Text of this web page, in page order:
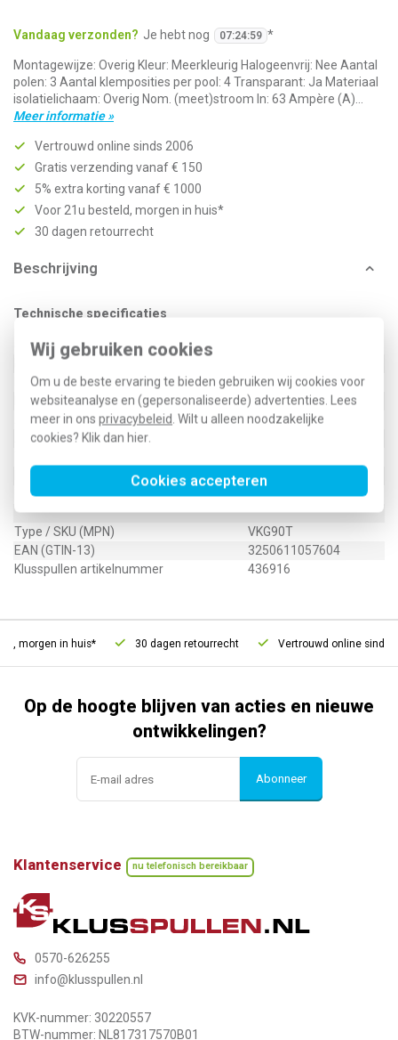
Wij gebruiken cookies
Om u de beste ervaring te bieden gebruiken wij cookies voor
websiteanalyse en (gepersonaliseerde) advertenties. Lees
meer in ons privacybeleid . Wilt u alleen noodzakelijke
cookies? Klik dan hier
Cookies accepteren
Vandaag verzonden? Je hebt nog 07:24:59 *
Montagewijze: Overig Kleur: Meerkleurig Halogeenvrij: Nee Aantal
polen: 3 Aantal klemposities per pool: 4 Transparant: Ja Materiaal
isolatielichaam: Overig Nom. (meet)stroom In: 63 Ampère (A)...
Meer informatie »
Vertrouwd online sinds 2006
Gratis verzending vanaf € 150
5% extra korting vanaf € 1000
Voor 21u besteld, morgen in huis*
30 dagen retourrecht
Beschrijving
Technische specificaties
Specificatie
Montagewijze
Kleur
Meerkleurig
Halogeenvrij
Nee
Aantal polen
3
Aantal klemposities per pool
Materiaal isolatielichaam
Overig
Nom. (meet)stroom In
63 Ampère (A)
Type / SKU (MPN)
VKG90T
EAN (GTIN-13)
3250611057604
Klusspullen artikelnummer
436916
morgen in huis* 30 dagen retourrecht Vertrouwd online sinds
Op de hoogte blijven van acties en nieuwe
ontwikkelingen?
Abonneer
Klantenservice nu telefonisch bereikbaar
0570-626255
info@klusspullen.nl
KVK-nummer: 30220557
BTW-nummer: NL817317570B01